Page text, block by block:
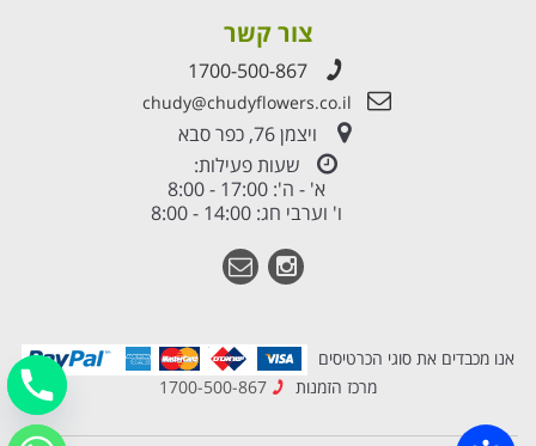
צור קשר
1700-500-867
chudy@chudyflowers.co.il
ויצמן 76, כפר סבא
שעות פעילות:
א' - ה': 17:00 - 8:00
ו' וערבי חג: 14:00 - 8:00
אנו מכבדים את סוגי הכרטיסים
מרכז הזמנות